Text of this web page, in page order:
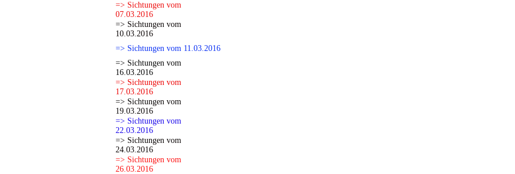
=> Sichtungen vom
07.03.2016
=> Sichtungen vom
10.03.2016
=> Sichtungen vom 11.03.2016
=> Sichtungen vom
16.03.2016
=> Sichtungen vom
17.03.2016
=> Sichtungen vom
19.03.2016
=> Sichtungen vom
22.03.2016
=> Sichtungen vom
24.03.2016
=> Sichtungen vom
26.03.2016